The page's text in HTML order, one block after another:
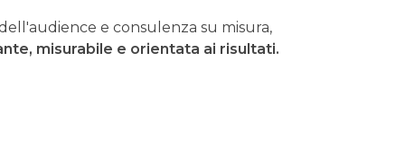
e consulenza su misura,
misurabile e orientata ai risultati.